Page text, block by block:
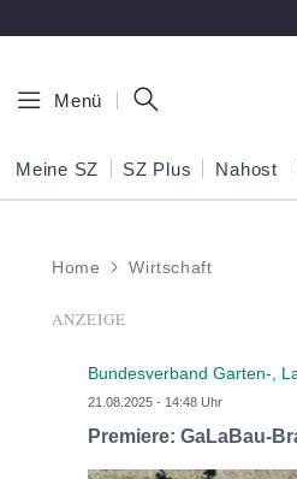
Menü
Meine SZ SZ Plus Nahost
Home Wirtschaft
ANZEIGE
Bundesverband Garten-,
21.08.2025 - 14:48 Uhr
Premiere: GaLaBau-